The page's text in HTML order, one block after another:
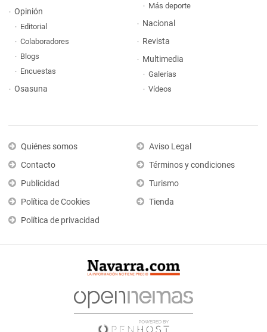
Opinión
Editorial
Colaboradores
Blogs
Encuestas
Osasuna
Más deporte
Nacional
Revista
Multimedia
Galerías
Vídeos
Quiénes somos
Contacto
Publicidad
Política de Cookies
Política de privacidad
Aviso Legal
Términos y condiciones
Turismo
Tienda